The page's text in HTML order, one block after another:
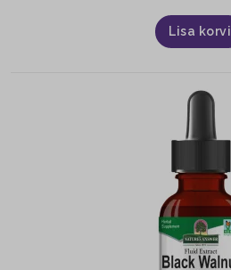
Lisa korvi